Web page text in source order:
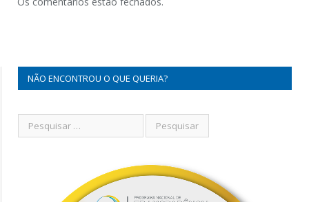
NÃO ENCONTROU O QUE QUERIA?